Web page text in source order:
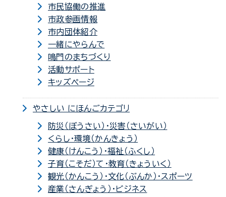
市民協働の推進
市政参画情報
市内団体紹介
一緒にやらんで
鳴門のまちづくり
活動サポート
キッズページ
やさしい にほんごカテゴリ
防災（ぼうさい）・災害（さいがい）
くらし・環境（かんきょう）
健康（けんこう）・福祉（ふくし）
子育（こそだ）て・教育（きょういく）
観光（かんこう）・文化（ぶんか）・スポーツ
産業（さんぎょう）・ビジネス